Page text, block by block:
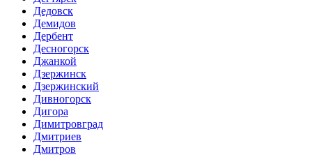
Дедовск
Демидов
Дербент
Десногорск
Джанкой
Дзержинск
Дзержинский
Дивногорск
Дигора
Димитровград
Дмитриев
Дмитров